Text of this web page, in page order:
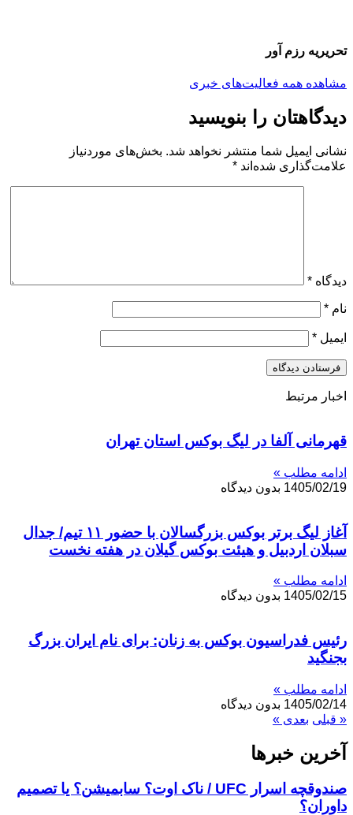
تحریریه رزم آور
مشاهده همه فعالیت‌های خبری
دیدگاهتان را بنویسید
نشانی ایمیل شما منتشر نخواهد شد. بخش‌های موردنیاز
علامت‌گذاری شده‌اند *
دیدگاه *
نام *
ایمیل *
اخبار مرتبط
قهرمانی آلفا در لیگ بوکس استان تهران
ادامه مطلب »
1405/02/19 بدون دیدگاه
آغاز لیگ برتر بوکس بزرگسالان با حضور ۱۱ تیم/ جدال
سبلان اردبیل و هیئت بوکس گیلان در هفته نخست
ادامه مطلب »
1405/02/15 بدون دیدگاه
رئیس فدراسیون بوکس به زنان: برای نام ایران بزرگ
بجنگید
ادامه مطلب »
1405/02/14 بدون دیدگاه
« قبلی بعدی »
آخرین خبر‌‌ها
صندوقچه اسرار UFC / ناک اوت؟ سابمیشن؟ یا تصمیم
داوران؟